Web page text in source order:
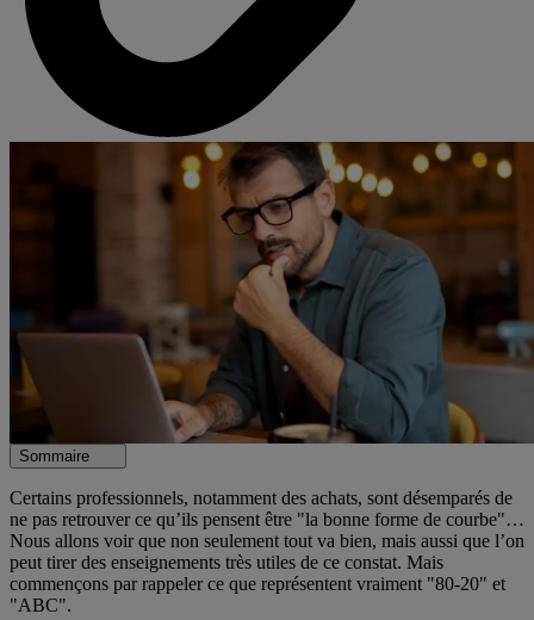
Sommaire
Certains professionnels, notamment des achats, sont désemparés de
ne pas retrouver ce qu’ils pensent être "la bonne forme de courbe"…
Nous allons voir que non seulement tout va bien, mais aussi que l’on
peut tirer des enseignements très utiles de ce constat. Mais
commençons par rappeler ce que représentent vraiment "80-20" et
"ABC".